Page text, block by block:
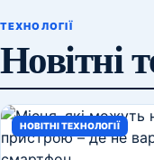
ТЕХНОЛОГІЇ
Новітні
НОВІТНІ ТЕХНОЛОГІЇ